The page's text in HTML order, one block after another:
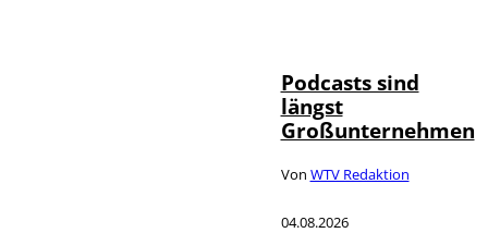
Podcasts sind
längst
Großunternehmen
Von WTV Redaktion
04.08.2026